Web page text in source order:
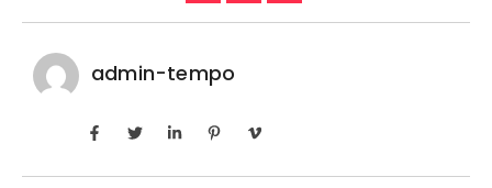
admin-tempo